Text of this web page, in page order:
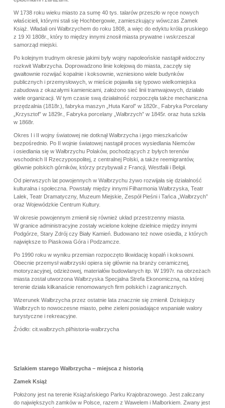
W 1738 roku wieku miasto za sumę 40 tys. talarów przeszło w ręce nowych
właścicieli, którymi stali się Hochbergowie, zamieszkujący wówczas Zamek
Książ. Władali oni Wałbrzychem do roku 1808, a więc do edyktu króla pruskiego
z 19 XI 1808r., który to między innymi znosił miasta prywatne i wskrzeszał
samorząd miejski.
Po kolejnym trudnym okresie jakimi były wojny napoleońskie nastąpił widoczny
rozkwit Wałbrzycha. Doprowadzono linie kolejową do miasta, zaczęły się
gwałtownie rozwijać kopalnie i koksownie, wzniesiono wiele budynków
publicznych i przemysłowych, w mieście pojawiła się typowo wielkomiejska
zabudowa z okazałymi kamienicami, założono sieć linii tramwajowych, działało
wiele organizacji. W tym czasie swą działalność rozpoczęła także mechaniczna
przędzalnia (1818r.), fabryka maszyn „Huta Karol” w 1820r., Fabryka Porcelany
„Krzysztof” w 1829r., Fabryka porcelany „Wałbrzych” w 1845r. oraz huta szkła
w 1868r.
Okres I i II wojny światowej nie dotknął Wałbrzycha i jego mieszkańców
bezpośrednio. Po II wojnie światowej nastąpił proces wysiedlania Niemców
i osiedlania się w Wałbrzychu Polaków, pochodzących z byłych terenów
wschodnich II Rzeczypospolitej, z centralnej Polski, a także reemigrantów,
głównie polskich górników, którzy przybywali z Francji, Westfalii i Belgii.
Od pierwszych lat powojennych w Wałbrzychu żywo rozwijała się działalność
kulturalna i społeczna. Powstały między innymi Filharmonia Wałbrzyska, Teatr
Lalek, Teatr Dramatyczny, Muzeum Miejskie, Zespół Pieśni i Tańca „Wałbrzych”
oraz Wojewódzkie Centrum Kultury.
W okresie powojennym zmienił się również układ przestrzenny miasta.
W granice administracyjne zostały wcielone kolejne dzielnice między innymi
Podgórze, Stary Zdrój czy Biały Kamień. Budowano też nowe osiedla, z których
największe to Piaskowa Góra i Podzamcze.
Po 1990 roku w wyniku przemian rozpoczęto likwidację kopalń i koksowni.
Obecnie przemysł wałbrzyski opiera się głównie na branży ceramicznej,
motoryzacyjnej, odzieżowej, materiałów budowlanych itp. W 1997r. na obrzeżach
miasta został utworzona Wałbrzyska Specjalna Strefa Ekonomiczna, na której
terenie działa kilkanaście renomowanych firm polskich i zagranicznych.
Wizerunek Wałbrzycha przez ostatnie lata znacznie się zmienił. Dzisiejszy
Wałbrzych to nowoczesne miasto, pełne zieleni posiadające wspaniałe walory
turystyczne i rekreacyjne.
Źródło:cit.walbrzych.pl/historia-walbrzycha
Szlakiem starego Wałbrzycha – miejsca z historią
Zamek Książ
Położony jest na terenie Książańskiego Parku Krajobrazowego. Jest zaliczany
do największych zamków w Polsce, razem z Wawelem i Malborkiem. Zwany jest